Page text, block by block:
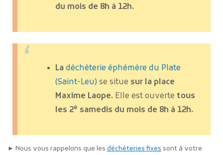
du mois de 8h à 12h.
Ladéchèterie éphémère du Plate
(Saint-Leu) se situe sur la place
Maxime Laope. Elle est ouvertetous
les 2e samedis du mois de 8h à 12h.
► Nous vous rappelons que les déchèteries fixes sont à votre